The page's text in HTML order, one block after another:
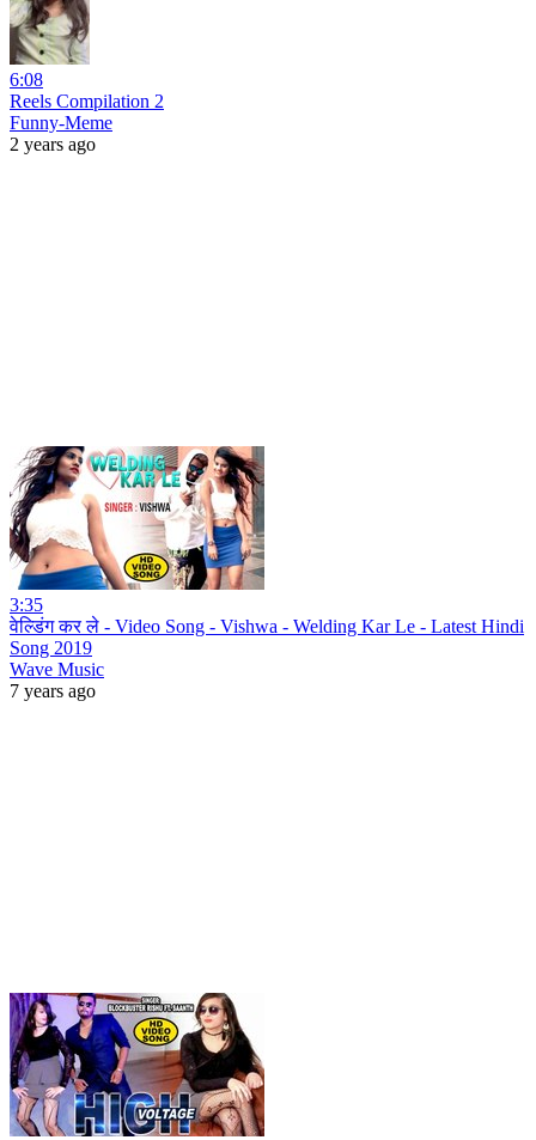
6:08
Reels Compilation 2
Funny-Meme
2 years ago
3:35
वेल्डिंग कर ले - Video Song - Vishwa - Welding Kar Le - Latest Hindi
Song 2019
Wave Music
7 years ago